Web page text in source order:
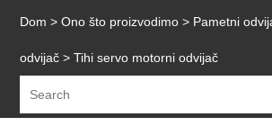
Dom > Ono što proizvodimo > Pametni
odvijač > Tihi servo motorni odvijač